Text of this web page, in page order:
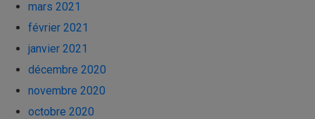
mars 2021
février 2021
janvier 2021
décembre 2020
novembre 2020
octobre 2020